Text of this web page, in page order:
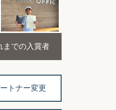
までの入賞者
トナー変更